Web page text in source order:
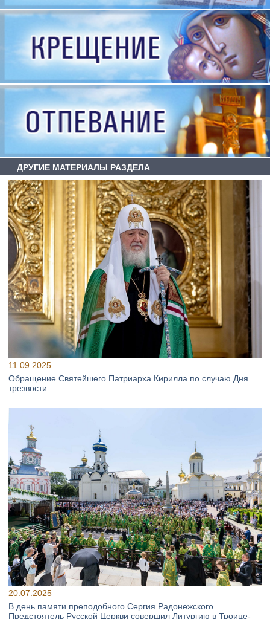
ДРУГИЕ МАТЕРИАЛЫ РАЗДЕЛА
11.09.2025
Обращение Святейшего Патриарха Кирилла по случаю Дня
трезвости
20.07.2025
В день памяти преподобного Сергия Радонежского
Предстоятель Русской Церкви совершил Литургию в Троице-